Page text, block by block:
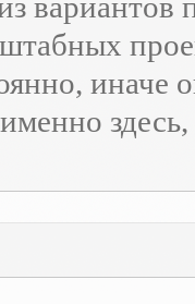
иначе
именно